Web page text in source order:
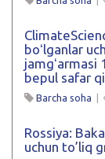
boʻlganlar
jamgʻarmasi
bepul safar
Barcha soha |
Rossiya:
uchun to’liq